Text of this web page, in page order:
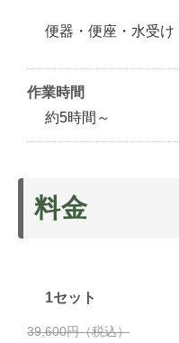
便器・便座・水受
作業時間
約5時間～
料金
1セット
39,600円（税込）